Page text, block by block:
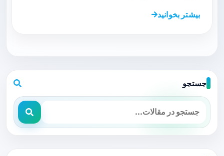
بیشتر بخوانید
جستجو